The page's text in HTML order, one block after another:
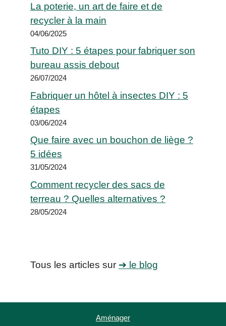
La poterie, un art de faire et de
recycler à la main
04/06/2025
Tuto DIY : 5 étapes pour fabriquer son
bureau assis debout
26/07/2024
Fabriquer un hôtel à insectes DIY : 5
étapes
03/06/2024
Que faire avec un bouchon de liège ?
5 idées
31/05/2024
Comment recycler des sacs de
terreau ? Quelles alternatives ?
28/05/2024
Tous les articles sur ➔ le blog
Aménager